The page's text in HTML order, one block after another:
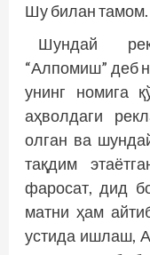
Шу билан тамом.
Шундай
“Алпомиш” деб
унинг номига
аҳволдаги
олган ва
тақдим
фаросат, дид
матни ҳам
устида ишлаш,